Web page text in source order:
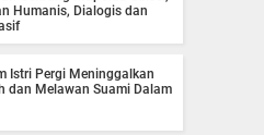
Humanis, Dialogis dan
Istri Pergi Meninggalkan
dan Melawan Suami Dalam